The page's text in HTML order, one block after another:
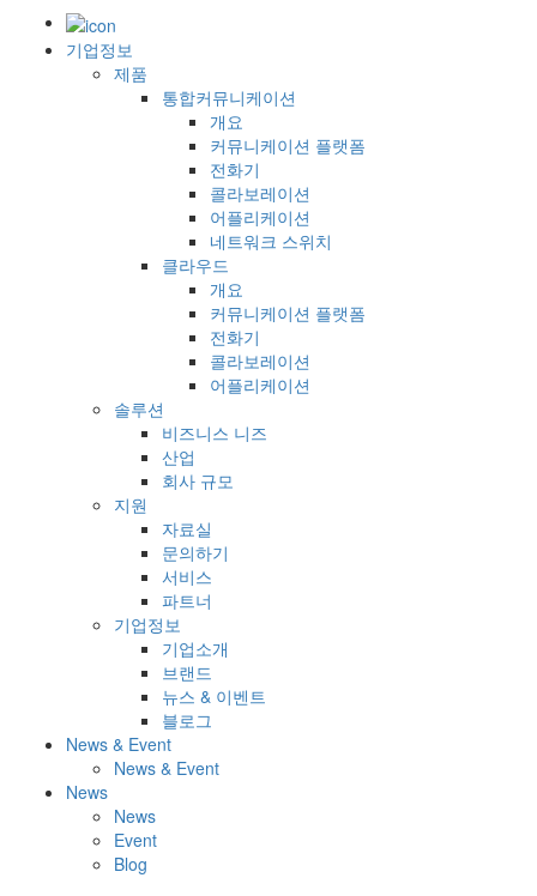
기업정보
제품
통합커뮤니케이션
개요
커뮤니케이션 플랫폼
전화기
콜라보레이션
어플리케이션
네트워크 스위치
클라우드
개요
커뮤니케이션 플랫폼
전화기
콜라보레이션
어플리케이션
솔루션
비즈니스 니즈
산업
회사 규모
지원
자료실
문의하기
서비스
파트너
기업정보
기업소개
브랜드
뉴스 & 이벤트
블로그
News & Event
News & Event
News
News
Event
Blog